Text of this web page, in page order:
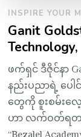
INSPIRE YOUR
Ganit
ဖက်ရှင် ဒီဇိုင်နာ
နည်းပညာရဲ့ ပေါ
တွေကို စူးစမ်းလ
ဟာ လက်ဝတ်ရတ
“Bezalel